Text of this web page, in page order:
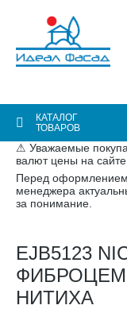
КАТАЛОГ
ТОВАРОВ
⚠ Уважаемые
валют цены на сайте
Перед оформлением
менеджера
за понимание.
EJB5123
НИТИХА